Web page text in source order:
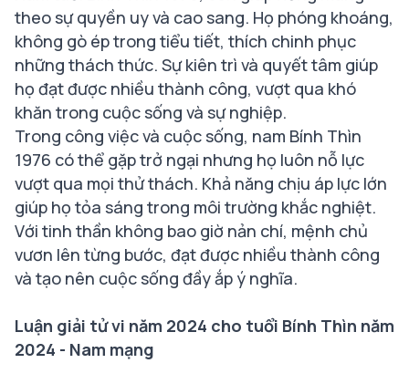
theo sự quyền uy và cao sang. Họ phóng khoáng,
không gò ép trong tiểu tiết, thích chinh phục
những thách thức. Sự kiên trì và quyết tâm giúp
họ đạt được nhiều thành công, vượt qua khó
khăn trong cuộc sống và sự nghiệp.
Trong công việc và cuộc sống, nam Bính Thìn
1976 có thể gặp trở ngại nhưng họ luôn nỗ lực
vượt qua mọi thử thách. Khả năng chịu áp lực lớn
giúp họ tỏa sáng trong môi trường khắc nghiệt.
Với tinh thần không bao giờ nản chí, mệnh chủ
vươn lên từng bước, đạt được nhiều thành công
và tạo nên cuộc sống đầy ắp ý nghĩa.
Luận giải tử vi năm 2024 cho tuổi Bính Thìn năm
2024 - Nam mạng